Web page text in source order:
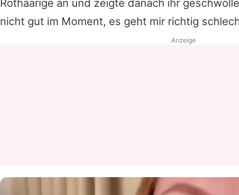
Rothaarige an und zeigte danach ihr
nicht gut im Moment, es geht mir richtig
Anzeige